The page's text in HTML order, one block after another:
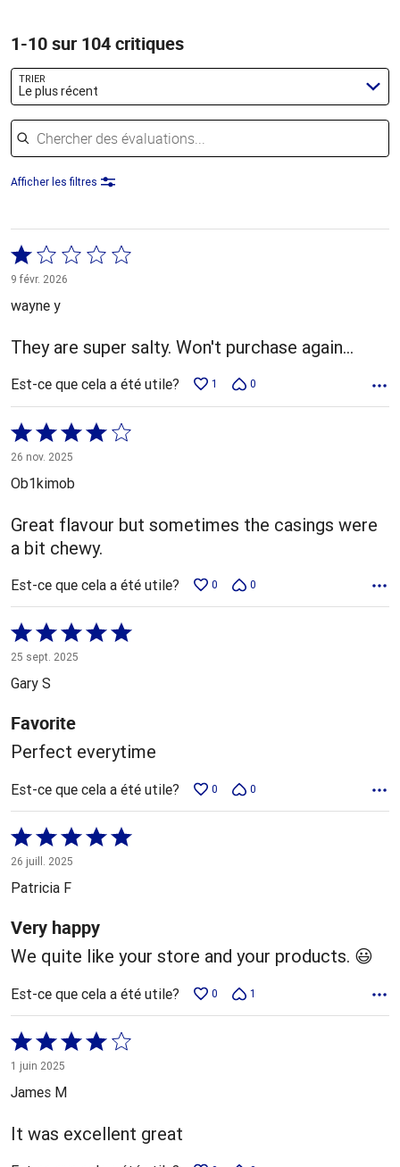
1-10 sur 104 critiques
TRIER
Le plus récent
Chercher des évaluations
Afficher les filtres
Coté
1 sur
9 févr. 2026
wayne y
They are super salty. Won't purchase again...
Est-ce que cela a été utile? 1 0
Coté
4 sur
5
26 nov. 2025
Ob1kimob
Great flavour but sometimes the casings were
a bit chewy.
Est-ce que cela a été utile? 0 0
Coté
5 sur
5
25 sept. 2025
Gary S
Favorite
Perfect everytime
Est-ce que cela a été utile? 0 0
Coté
5 sur
5
26 juill. 2025
Patricia F
Very happy
We quite like your store and your products. 😃
Est-ce que cela a été utile? 0 1
Coté
4 sur
5
1 juin 2025
James M
It was excellent great